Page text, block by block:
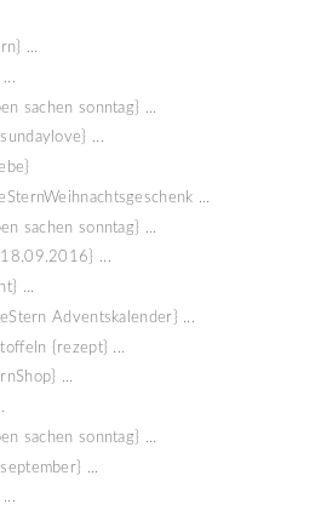
...
sachen sonntag} ...
...
...
sachen sonntag} ...
...
...
Adventskalender} ...
{rezept} ...
...
sachen sonntag} ...
...